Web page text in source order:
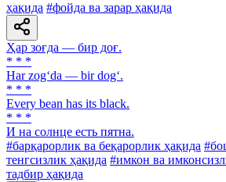
ҳақида #фойда ва зарар ҳақида
Ҳар зоғда — бир доғ.
* * *
Har zog‘da — bir dog‘.
* * *
Every bean has its black.
* * *
И на солнце есть пятна.
#барқарорлик ва беқарорлик ҳақида
тенгсизлик ҳақида #имкон ва
тадбир ҳақида